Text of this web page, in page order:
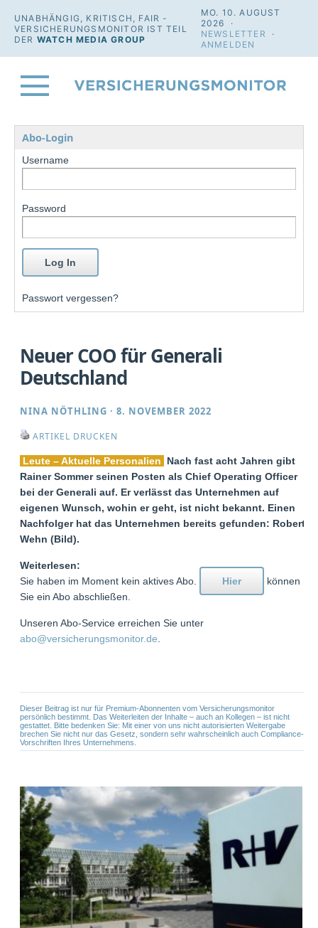
UNABHÄNGIG, KRITISCH, FAIR -
VERSICHERUNGSMONITOR IST TEIL
DER WATCH MEDIA GROUP
MO. 10. AUGUST
2026 ·
NEWSLETTER
·
ANMELDEN
Abo-Login
Username
Password
Passwort vergessen?
Neuer COO für Generali
Deutschland
NINA NÖTHLING ·8. NOVEMBER 2022
ARTIKEL DRUCKEN
Leute – Aktuelle Personalien
Nach fast acht Jahren gibt
Rainer Sommer seinen Posten als Chief Operating Officer
bei der Generali auf. Er verlässt das Unternehmen auf
eigenen Wunsch, wohin er geht, ist nicht bekannt. Einen
Nachfolger hat das Unternehmen bereits gefunden: Robert
Wehn (Bild).
Weiterlesen:
Sie haben im Moment kein aktives Abo.
Hier
können
Sie ein Abo abschließen.
Unseren Abo-Service erreichen Sie unter
abo@versicherungsmonitor.de
Dieser Beitrag ist nur für Premium-Abonnenten vom Versicherungsmonitor
persönlich bestimmt. Das Weiterleiten der Inhalte – auch an Kollegen – ist nicht
gestattet. Bitte bedenken Sie: Mit einer von uns nicht autorisierten Weitergabe
brechen Sie nicht nur das Gesetz, sondern sehr wahrscheinlich auch Compliance-
Vorschriften Ihres Unternehmens.